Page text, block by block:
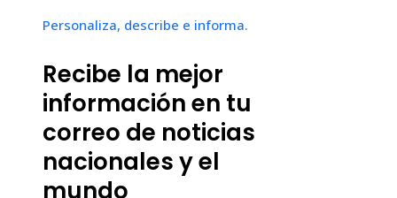
Personaliza, describe e informa.
Recibe la mejor
información en tu
correo de noticias
nacionales y el
mundo